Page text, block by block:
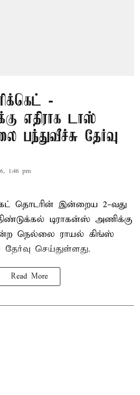
-
எதிராக டாஸ்
பந்துவீச்சு தேர்வு
1:46 pm
தொடரின் இன்றைய 2-வது
டிராகன்ஸ் அணிக்கு
நெல்லை ராயல் கிங்ஸ்
செய்துள்ளது.
Read More